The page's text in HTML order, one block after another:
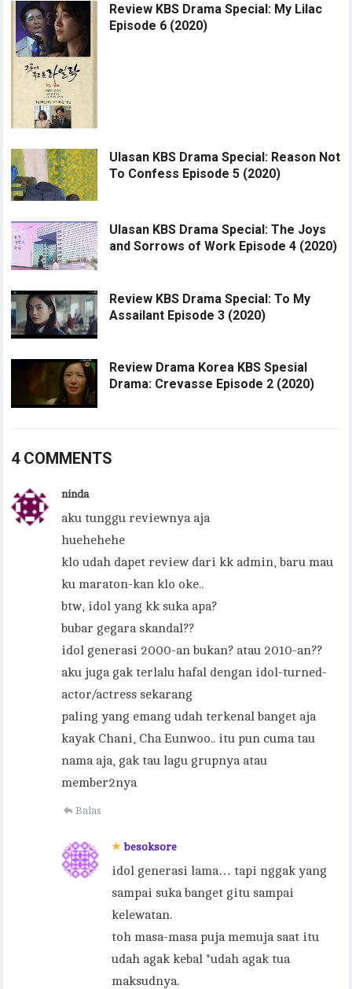
Review KBS Drama Special: My Lilac
Episode 6 (2020)
Ulasan KBS Drama Special: Reason Not
To Confess Episode 5 (2020)
Ulasan KBS Drama Special: The Joys
and Sorrows of Work Episode 4 (2020)
Review KBS Drama Special: To My
Assailant Episode 3 (2020)
Review Drama Korea KBS Spesial
Drama: Crevasse Episode 2 (2020)
4 COMMENTS
ninda
aku tunggu reviewnya aja
huehehehe
klo udah dapet review dari kk admin, baru mau
ku maraton-kan klo oke..
btw, idol yang kk suka apa?
bubar gegara skandal??
idol generasi 2000-an bukan? atau 2010-an??
aku juga gak terlalu hafal dengan idol-turned-
actor/actress sekarang
paling yang emang udah terkenal banget aja
kayak Chani, Cha Eunwoo.. itu pun cuma tau
nama aja, gak tau lagu grupnya atau
member2nya
Balas
besoksore
idol generasi lama… tapi nggak yang
sampai suka banget gitu sampai
kelewatan.
toh masa-masa puja memuja saat itu
udah agak kebal *udah agak tua
maksudnya.